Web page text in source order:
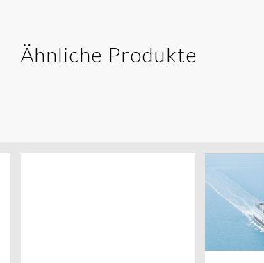
Ähnliche Produkte